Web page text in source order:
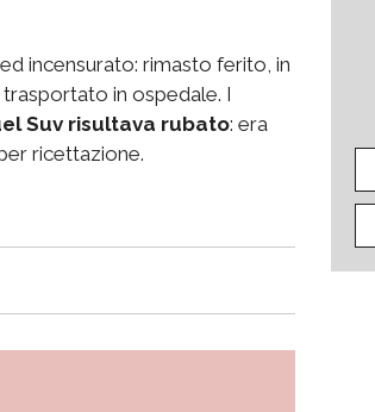
incensurato: rimasto ferito, in
in ospedale. I
Suv risultava rubato: era
ricettazione.